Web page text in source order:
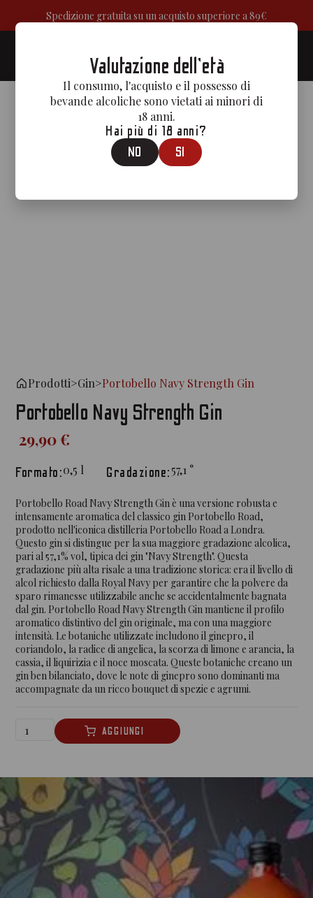
Spedizione gratuita su un acquisto superiore a 89€
Valutazione dell'età
Il consumo, l'acquisto e il possesso di
bevande alcoliche sono vietati ai minori di
18 anni.
Hai più di 18 anni?
NO
SI
Prodotti>Gin>Portobello Navy Strength Gin
Portobello Navy Strength Gin
29,90 €
Formato:0,5 l Gradazione:57,1 °
Portobello Road Navy Strength Gin è una versione robusta e
intensamente aromatica del classico gin Portobello Road,
prodotto nell'iconica distilleria Portobello Road a Londra.
Questo gin si distingue per la sua maggiore gradazione alcolica,
pari al 57,1% vol, tipica dei gin "Navy Strength". Questa
gradazione più alta risale a una tradizione storica: era il livello di
alcol richiesto dalla Royal Navy per garantire che la polvere da
sparo rimanesse utilizzabile anche se accidentalmente bagnata
dal gin. Portobello Road Navy Strength Gin mantiene il profilo
aromatico distintivo del gin originale, ma con una maggiore
intensità. Le botaniche utilizzate includono il ginepro, il
coriandolo, la radice di angelica, la scorza di limone e arancia, la
cassia, il liquirizia e il noce moscata. Queste botaniche creano un
gin ben bilanciato, dove le note di ginepro sono dominanti ma
accompagnate da un ricco bouquet di spezie e agrumi.